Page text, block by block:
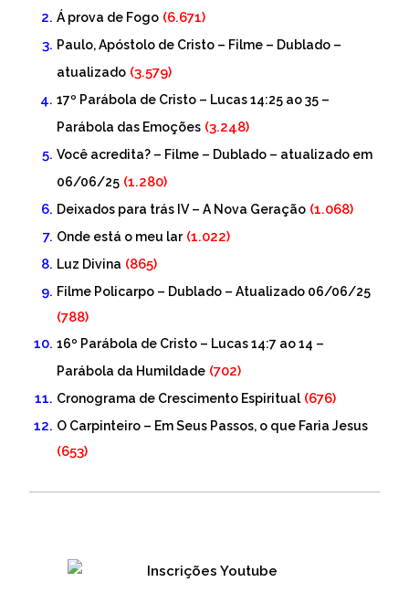
Á prova de Fogo (6.671)
Paulo, Apóstolo de Cristo – Filme – Dublado –
atualizado (3.579)
17º Parábola de Cristo – Lucas 14:25 ao 35 –
Parábola das Emoções (3.248)
Você acredita? – Filme – Dublado – atualizado em
06/06/25 (1.280)
Deixados para trás IV – A Nova Geração (1.068)
Onde está o meu lar (1.022)
Luz Divina (865)
Filme Policarpo – Dublado – Atualizado 06/06/25
(788)
16º Parábola de Cristo – Lucas 14:7 ao 14 –
Parábola da Humildade (702)
Cronograma de Crescimento Espiritual (676)
O Carpinteiro – Em Seus Passos, o que Faria Jesus
(653)